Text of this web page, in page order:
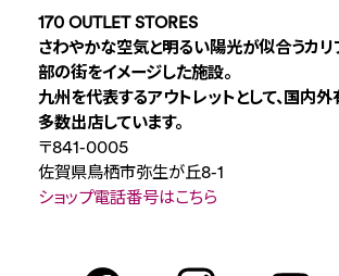
170 OUTLET STORES
さわやかな空気と明るい陽光が似合うカリ
部の街をイメージした施設。
九州を代表するアウトレットとして、国内
多数出店しています。
〒841-0005
佐賀県鳥栖市弥生が丘8-1
ショップ電話番号はこちら